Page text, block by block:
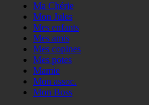
Ma Chérie
Mon Jules
Mes enfants
Mes amis
Mes copines
Mes potes
Mamie
Mon assoc.
Mon Boss